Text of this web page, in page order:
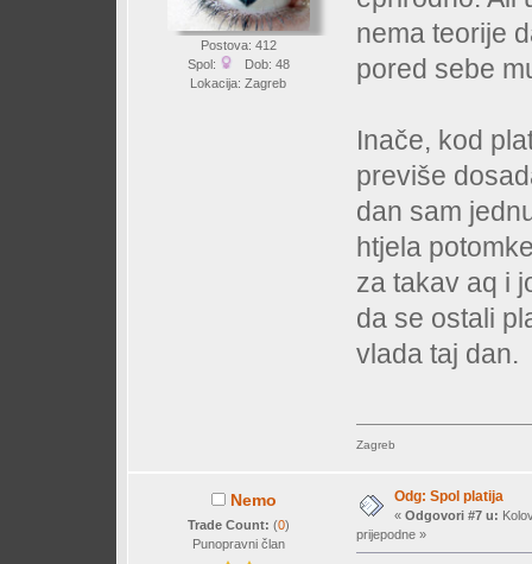
Postova: 412
Spol:
Dob: 48
Lokacija: Zagreb
nema teorije
pored sebe
Inače, kod
previše
dan sam
htjela
za takav aq i
da se ostali
vlada taj dan.
Zagreb
Nemo
Trade Count: (0)
Punopravni član
Odg: Spol platija
« Odgovori #7 u:
prijepodne »